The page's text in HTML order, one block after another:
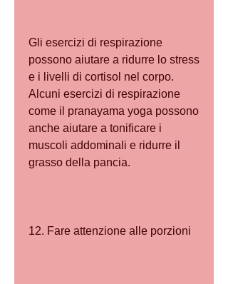
Gli esercizi di respirazione
possono aiutare a ridurre lo stress
e i livelli di cortisol nel corpo.
Alcuni esercizi di respirazione
come il pranayama yoga possono
anche aiutare a tonificare i
muscoli addominali e ridurre il
grasso della pancia.
12. Fare attenzione alle porzioni